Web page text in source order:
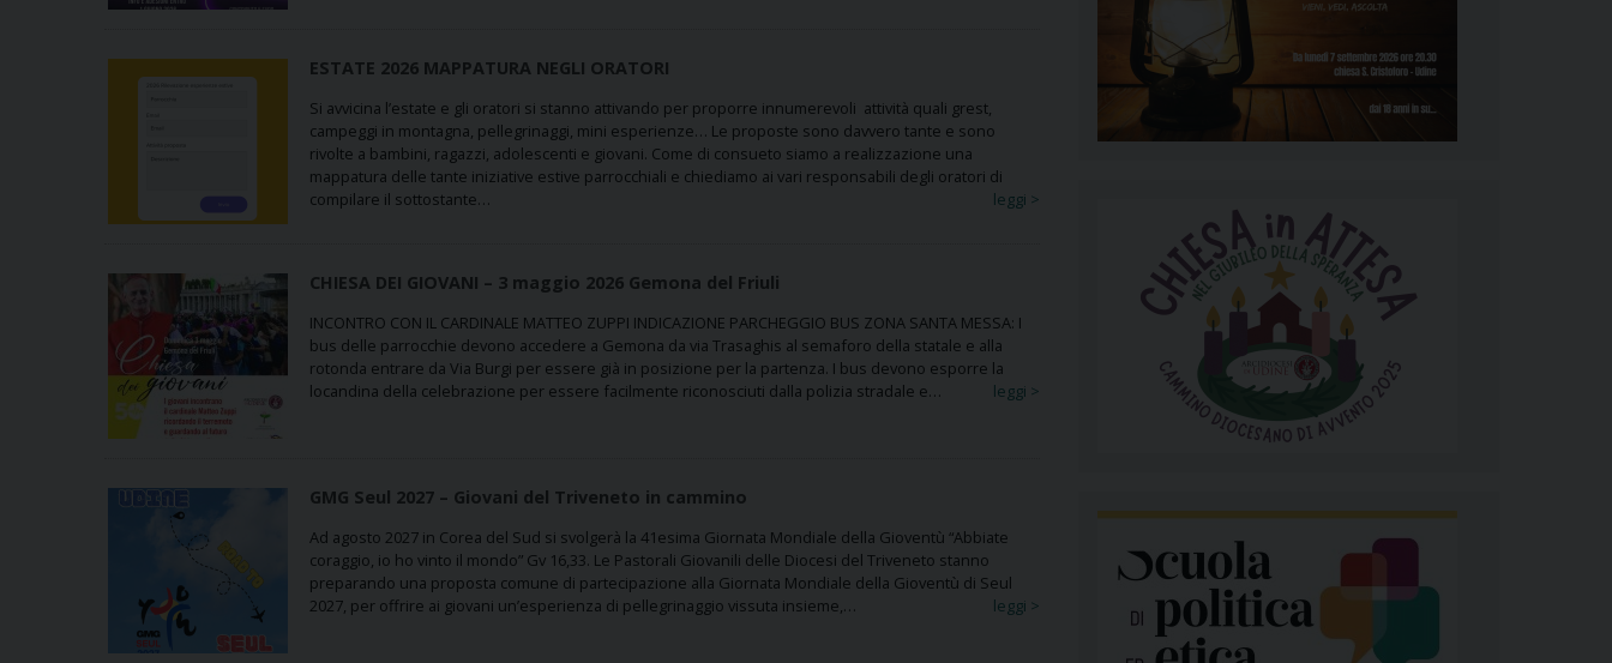
ESTATE 2026 MAPPATURA NEGLI ORATORI
Si avvicina l’estate e gli oratori si stanno attivando per proporre innumerevoli attività quali grest,
campeggi in montagna, pellegrinaggi, mini esperienze… Le proposte sono davvero tante e sono
rivolte a bambini, ragazzi, adolescenti e giovani. Come di consueto siamo a realizzazione una
mappatura delle tante iniziative estive parrocchiali e chiediamo ai vari responsabili degli oratori di
compilare il sottostante…
leggi >
CHIESA DEI GIOVANI – 3 maggio 2026 Gemona del Friuli
INCONTRO CON IL CARDINALE MATTEO ZUPPI INDICAZIONE PARCHEGGIO BUS ZONA SANTA MESSA: I
bus delle parrocchie devono accedere a Gemona da via Trasaghis al semaforo della statale e alla
rotonda entrare da Via Burgi per essere già in posizione per la partenza. I bus devono esporre la
locandina della celebrazione per essere facilmente riconosciuti dalla polizia stradale e…
leggi >
GMG Seul 2027 – Giovani del Triveneto in cammino
Ad agosto 2027 in Corea del Sud si svolgerà la 41esima Giornata Mondiale della Gioventù “Abbiate
coraggio, io ho vinto il mondo” Gv 16,33. Le Pastorali Giovanili delle Diocesi del Triveneto stanno
preparando una proposta comune di partecipazione alla Giornata Mondiale della Gioventù di Seul
2027, per offrire ai giovani un’esperienza di pellegrinaggio vissuta insieme,…
leggi >